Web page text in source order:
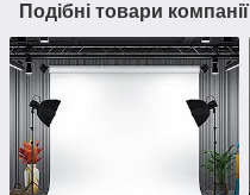
Подібні товари компанії